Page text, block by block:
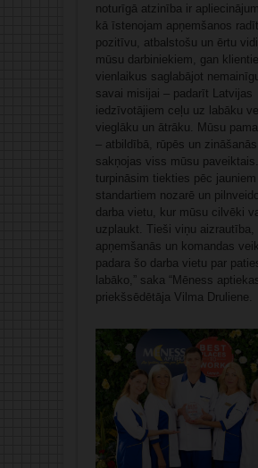
noturīgā atzinība ir
kā īstenojam apņemšanos radīt
pozitīvu, atbalstošu un ērtu
mūsu darbiniekiem, gan
vienlaikus saglabājot
savai misijai – padarīt Latvijas
iedzīvotājiem ceļu uz labāku
vieglāku un ātrāku. Mūsu
– atbildībā, rūpēs un
sakņojas viss mūsu
turpināsim tiekties pēc jauniem
standartiem nozarē un
darba vietu, kur mūsu cilvēki
uzplaukt. Tieši viņu aizrautība,
apņemšanās un komandas
padara šo darba vietu par
labāko,” saka “Mēness
priekšsēdētāja Vilma Druliene.